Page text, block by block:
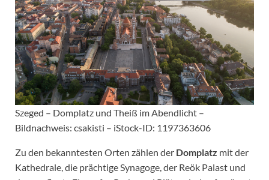
Szeged – Domplatz und Theiß im Abendlicht –
Bildnachweis: csakisti – iStock-ID: 1197363606
Zu den bekanntesten Orten zählen der Domplatz mit der
Kathedrale, die prächtige Synagoge, der Reök Palast und